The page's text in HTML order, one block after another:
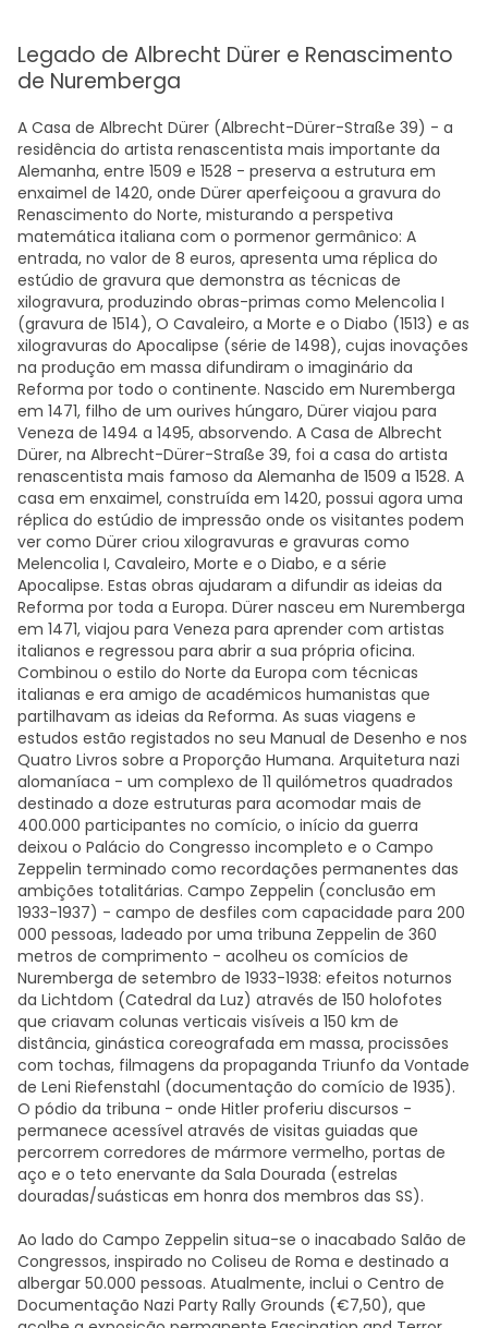
Legado de Albrecht Dürer e Renascimento
de Nuremberga
A Casa de Albrecht Dürer (Albrecht-Dürer-Straße 39) - a
residência do artista renascentista mais importante da
Alemanha, entre 1509 e 1528 - preserva a estrutura em
enxaimel de 1420, onde Dürer aperfeiçoou a gravura do
Renascimento do Norte, misturando a perspetiva
matemática italiana com o pormenor germânico: A
entrada, no valor de 8 euros, apresenta uma réplica do
estúdio de gravura que demonstra as técnicas de
xilogravura, produzindo obras-primas como Melencolia I
(gravura de 1514), O Cavaleiro, a Morte e o Diabo (1513) e as
xilogravuras do Apocalipse (série de 1498), cujas inovações
na produção em massa difundiram o imaginário da
Reforma por todo o continente. Nascido em Nuremberga
em 1471, filho de um ourives húngaro, Dürer viajou para
Veneza de 1494 a 1495, absorvendo. A Casa de Albrecht
Dürer, na Albrecht-Dürer-Straße 39, foi a casa do artista
renascentista mais famoso da Alemanha de 1509 a 1528. A
casa em enxaimel, construída em 1420, possui agora uma
réplica do estúdio de impressão onde os visitantes podem
ver como Dürer criou xilogravuras e gravuras como
Melencolia I, Cavaleiro, Morte e o Diabo, e a série
Apocalipse. Estas obras ajudaram a difundir as ideias da
Reforma por toda a Europa. Dürer nasceu em Nuremberga
em 1471, viajou para Veneza para aprender com artistas
italianos e regressou para abrir a sua própria oficina.
Combinou o estilo do Norte da Europa com técnicas
italianas e era amigo de académicos humanistas que
partilhavam as ideias da Reforma. As suas viagens e
estudos estão registados no seu Manual de Desenho e nos
Quatro Livros sobre a Proporção Humana. Arquitetura nazi
alomaníaca - um complexo de 11 quilómetros quadrados
destinado a doze estruturas para acomodar mais de
400.000 participantes no comício, o início da guerra
deixou o Palácio do Congresso incompleto e o Campo
Zeppelin terminado como recordações permanentes das
ambições totalitárias. Campo Zeppelin (conclusão em
1933-1937) - campo de desfiles com capacidade para 200
000 pessoas, ladeado por uma tribuna Zeppelin de 360
metros de comprimento - acolheu os comícios de
Nuremberga de setembro de 1933-1938: efeitos noturnos
da Lichtdom (Catedral da Luz) através de 150 holofotes
que criavam colunas verticais visíveis a 150 km de
distância, ginástica coreografada em massa, procissões
com tochas, filmagens da propaganda Triunfo da Vontade
de Leni Riefenstahl (documentação do comício de 1935).
O pódio da tribuna - onde Hitler proferiu discursos -
permanece acessível através de visitas guiadas que
percorrem corredores de mármore vermelho, portas de
aço e o teto enervante da Sala Dourada (estrelas
douradas/suásticas em honra dos membros das SS).
Ao lado do Campo Zeppelin situa-se o inacabado Salão de
Congressos, inspirado no Coliseu de Roma e destinado a
albergar 50.000 pessoas. Atualmente, inclui o Centro de
Documentação Nazi Party Rally Grounds (€7,50), que